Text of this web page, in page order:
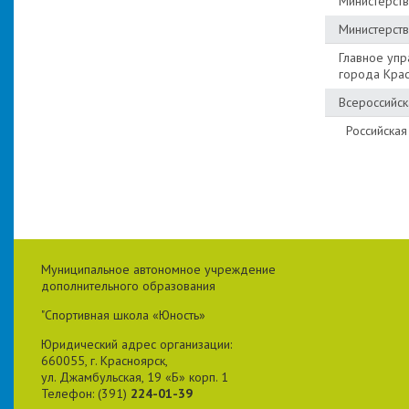
Главное
города
Муниципальное автономное учреждение
дополнительного образования
"Спортивная школа «Юность»
Юридический адрес организации:
660055, г. Красноярск,
ул. Джамбульская, 19 «Б» корп. 1
Телефон: (391) 224-01-39